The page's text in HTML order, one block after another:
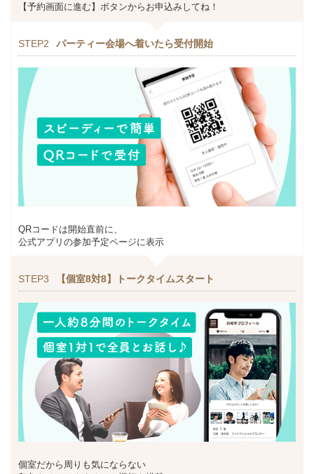
【予約画面に進む】ボタンからお申込みしてね！
STEP2 パーティー会場へ着いたら受付開始
QRコードは開始直前に、
公式アプリの参加予定ページに表示
STEP3 【個室8対8】トークタイムスタート
個室だから周りも気にならない